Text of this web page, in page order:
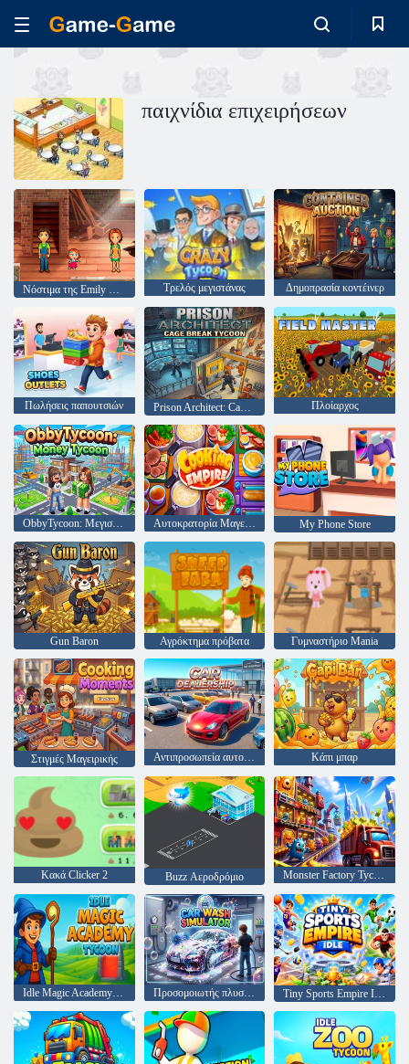
παιχνίδια επιχειρήσεων
Νόστιμα της Emily Home Sweet Home Τρελός μεγιστάνας Δημοπρασία κοντέινερ
Πωλήσεις παπουτσιών Prison Architect: Cage Break Tycoon Πλοίαρχος
ObbyTycoon: Μεγιστάνας του χρήματος Αυτοκρατορία Μαγειρικής My Phone Store
Gun Baron Αγρόκτημα πρόβατα Γυμναστήριο Mania
Στιγμές Μαγειρικής Αντιπροσωπεία αυτοκινήτων Κάπι μπαρ
Κακά Clicker 2 Buzz Αεροδρόμιο Monster Factory Tycoon
Idle Magic Academy Tycoon Προσομοιωτής πλυσίματος αυτοκινήτου Tiny Sports Empire Idle